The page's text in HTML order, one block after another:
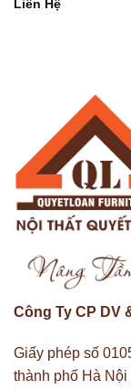
Liên Hệ
Công Ty CP DV
Giấy phép số
thành phố Hà